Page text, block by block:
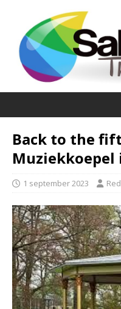
Back to the
Muziekkoepel
1 september 2023